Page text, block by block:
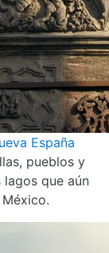
España
pueblos y
que aún